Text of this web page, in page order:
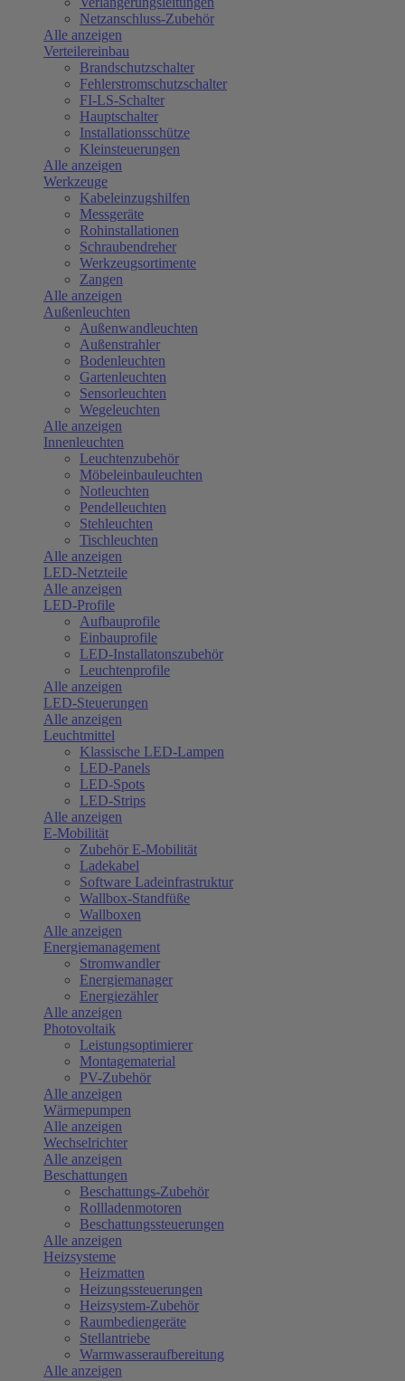
Netzanschluss-Zubehör
Alle anzeigen
Verteilereinbau
Brandschutzschalter
Fehlerstromschutzschalter
FI-LS-Schalter
Hauptschalter
Installationsschütze
Kleinsteuerungen
Alle anzeigen
Werkzeuge
Kabeleinzugshilfen
Messgeräte
Rohinstallationen
Schraubendreher
Werkzeugsortimente
Zangen
Alle anzeigen
Außenleuchten
Außenwandleuchten
Außenstrahler
Bodenleuchten
Gartenleuchten
Sensorleuchten
Wegeleuchten
Alle anzeigen
Innenleuchten
Leuchtenzubehör
Möbeleinbauleuchten
Notleuchten
Pendelleuchten
Stehleuchten
Tischleuchten
Alle anzeigen
LED-Netzteile
Alle anzeigen
LED-Profile
Aufbauprofile
Einbauprofile
LED-Installatonszubehör
Leuchtenprofile
Alle anzeigen
LED-Steuerungen
Alle anzeigen
Leuchtmittel
Klassische LED-Lampen
LED-Panels
LED-Spots
LED-Strips
Alle anzeigen
E-Mobilität
Zubehör E-Mobilität
Ladekabel
Software Ladeinfrastruktur
Wallbox-Standfüße
Wallboxen
Alle anzeigen
Energiemanagement
Stromwandler
Energiemanager
Energiezähler
Alle anzeigen
Photovoltaik
Leistungsoptimierer
Montagematerial
PV-Zubehör
Alle anzeigen
Wärmepumpen
Alle anzeigen
Wechselrichter
Alle anzeigen
Beschattungen
Beschattungs-Zubehör
Rollladenmotoren
Beschattungssteuerungen
Alle anzeigen
Heizsysteme
Heizmatten
Heizungssteuerungen
Heizsystem-Zubehör
Raumbediengeräte
Stellantriebe
Warmwasseraufbereitung
Alle anzeigen